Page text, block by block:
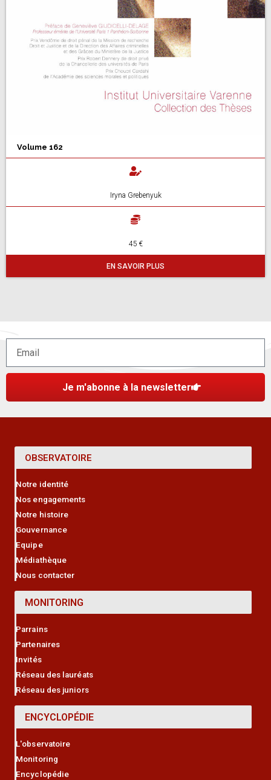
Volume 162
Iryna Grebenyuk
45 €
EN SAVOIR PLUS
Je m'abonne à la newsletter
OBSERVATOIRE
Notre identité
Nos engagements
Notre histoire
Gouvernance
Equipe
Médiathèque
Nous contacter
MONITORING
Parrains
Partenaires
Invités
Réseau des lauréats
Réseau des juniors
ENCYCLOPÉDIE
L'observatoire
Monitoring
Encyclopédie